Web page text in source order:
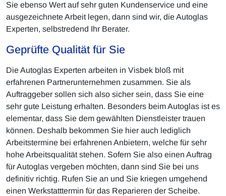
Sie ebenso Wert auf sehr guten Kundenservice und eine
ausgezeichnete Arbeit legen, dann sind wir, die Autoglas
Experten, selbstredend Ihr Berater.
Geprüfte Qualität für Sie
Die Autoglas Experten arbeiten in Visbek bloß mit
erfahrenen Partnerunternehmen zusammen. Sie als
Auftraggeber sollen sich also sicher sein, dass Sie eine
sehr gute Leistung erhalten. Besonders beim Autoglas ist es
elementar, dass Sie dem gewählten Dienstleister trauen
können. Deshalb bekommen Sie hier auch lediglich
Arbeitstermine bei erfahrenen Anbietern, welche für sehr
hohe Arbeitsqualität stehen. Sofern Sie also einen Auftrag
für Autoglas vergeben möchten, dann sind Sie bei uns
definitiv richtig. Rufen Sie an und Sie kriegen umgehend
einen Werkstatttermin für das Reparieren der Scheibe.